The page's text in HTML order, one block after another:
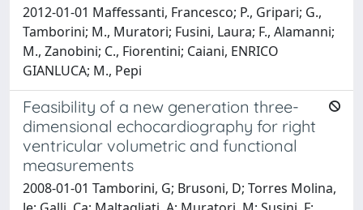
2012-01-01 Maffessanti, Francesco; P., Gripari; G.,
Tamborini; M., Muratori; Fusini, Laura; F., Alamanni;
M., Zanobini; C., Fiorentini; Caiani, ENRICO
GIANLUCA; M., Pepi
Feasibility of a new generation three-
dimensional echocardiography for right
ventricular volumetric and functional
measurements
2008-01-01 Tamborini, G; Brusoni, D; Torres Molina,